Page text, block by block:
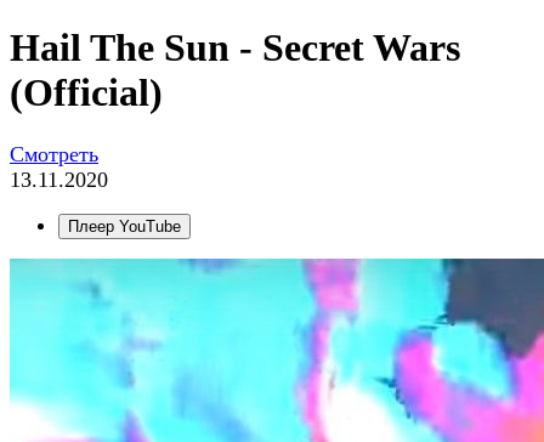
Hail The Sun - Secret Wars
(Official)
Смотреть
13.11.2020
Плеер YouTube